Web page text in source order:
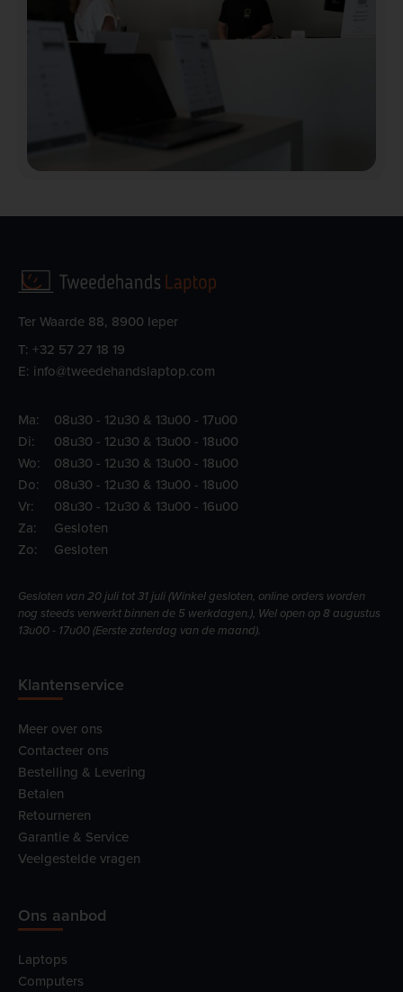
Ter Waarde 88, 8900 Ieper
T: +32 57 27 18 19
E: info@tweedehandslaptop.com
Ma:
08u30 - 12u30 & 13u00 - 17u00
Di:
08u30 - 12u30 & 13u00 - 18u00
Wo:
08u30 - 12u30 & 13u00 - 18u00
Do:
08u30 - 12u30 & 13u00 - 18u00
Vr:
08u30 - 12u30 & 13u00 - 16u00
Za:
Gesloten
Zo:
Gesloten
Gesloten van 20 juli tot 31 juli (Winkel gesloten, online orders worden
nog steeds verwerkt binnen de 5 werkdagen.), Wel open op 8 augustus
13u00 - 17u00 (Eerste zaterdag van de maand).
Klantenservice
Meer over ons
Contacteer ons
Bestelling & Levering
Betalen
Retourneren
Garantie & Service
Veelgestelde vragen
Ons aanbod
Laptops
Computers